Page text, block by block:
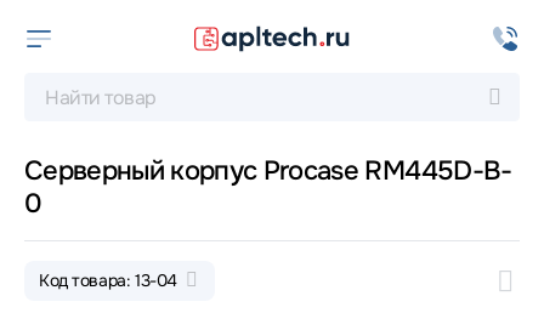
Серверный корпус Procase RM445D-B-
0
Код товара: 13-04